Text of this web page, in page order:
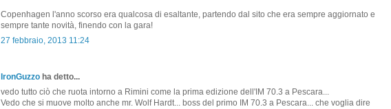
Copenhagen l'anno scorso era qualcosa di esaltante, partendo dal sito che era sempre aggiornato e
sempre tante novità, finendo con la gara!
27 febbraio, 2013 11:24
IronGuzzo ha detto...
vedo tutto ciò che ruota intorno a Rimini come la prima edizione dell'IM 70.3 a Pescara...
Vedo che si muove molto anche mr. Wolf Hardt... boss del primo IM 70.3 a Pescara... che voglia dire